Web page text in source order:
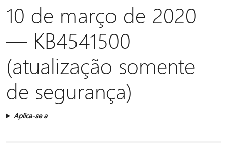
10 de março de 2020
— KB4541500
(atualização somente
de segurança)
Aplica-se a